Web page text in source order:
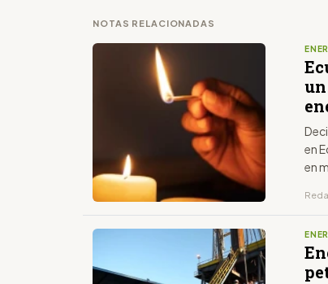
NOTAS RELACIONADAS
en
en